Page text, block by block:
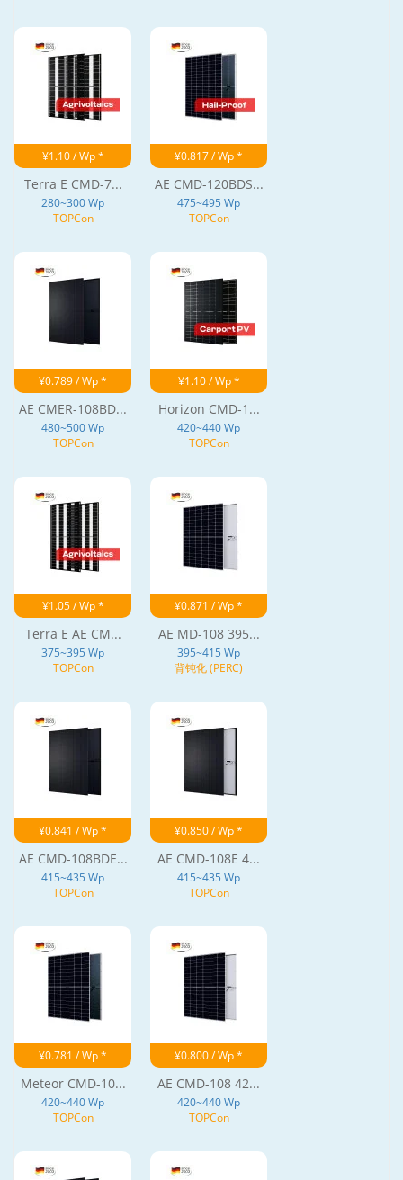
¥1.10 / Wp *
Terra E CMD-7...
280~300 Wp
TOPCon
¥0.817 / Wp *
AE CMD-120BDS...
475~495 Wp
TOPCon
¥0.789 / Wp *
AE CMER-108BD...
480~500 Wp
TOPCon
¥1.10 / Wp *
Horizon CMD-1...
420~440 Wp
TOPCon
¥1.05 / Wp *
Terra E AE CM...
375~395 Wp
TOPCon
¥0.871 / Wp *
AE MD-108 395...
395~415 Wp
背钝化 (PERC)
¥0.841 / Wp *
AE CMD-108BDE...
415~435 Wp
TOPCon
¥0.850 / Wp *
AE CMD-108E 4...
415~435 Wp
TOPCon
¥0.781 / Wp *
Meteor CMD-10...
420~440 Wp
TOPCon
¥0.800 / Wp *
AE CMD-108 42...
420~440 Wp
TOPCon